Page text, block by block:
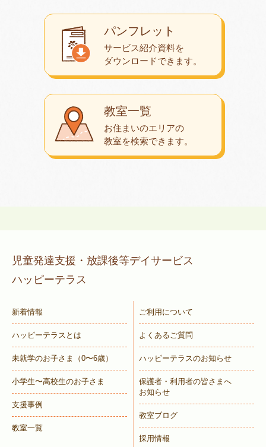
教室一覧
お住まいのエリアの
教室を検索できます。
パンフレット
サービス紹介資料を
ダウンロードできます。
児童発達支援・放課後等デイサービス
ハッピーテラス
新着情報
ハッピーテラスとは
未就学のお子さま （0〜6歳）
小学生〜高校生のお子さま
支援事例
教室一覧
ご利用について
よくあるご質問
ハッピーテラスのお知らせ
保護者・利用者の皆さまへ
お知らせ
教室ブログ
採用情報